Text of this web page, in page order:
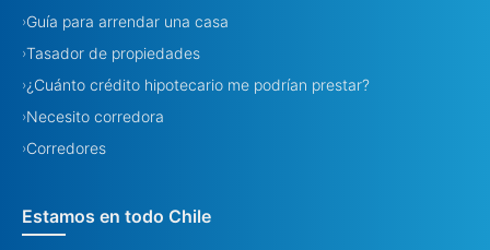
›Guía para arrendar una casa
›Tasador de propiedades
›¿Cuánto crédito hipotecario me podrían prestar?
›Necesito corredora
›Corredores
Estamos en todo Chile